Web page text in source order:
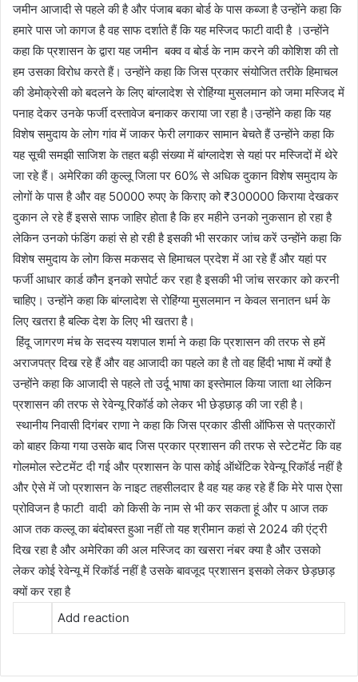
जमीन आजादी से पहले की है और पंजाब बका बोर्ड के पास कब्जा है उन्होंने कहा कि
हमारे पास जो कागज है वह साफ दर्शाते हैं कि यह मस्जिद फाटी वादी है ।उन्होंने
कहा कि प्रशासन के द्वारा यह जमीन बक्व व बोर्ड के नाम करने की कोशिश की तो
हम उसका विरोध करते हैं। उन्होंने कहा कि जिस प्रकार संयोजित तरीके हिमाचल
की डेमोक्रेसी को बदलने के लिए बांग्लादेश से रोहिंग्या मुसलमान को जमा मस्जिद में
पनाह देकर उनके फर्जी दस्तावेज बनाकर कराया जा रहा है।उन्होंने कहा कि यह
विशेष समुदाय के लोग गांव में जाकर फेरी लगाकर सामान बेचते हैं उन्होंने कहा कि
यह सूची समझी साजिश के तहत बड़ी संख्या में बांग्लादेश से यहां पर मस्जिदों में थेरे
जा रहे हैं। अमेरिका की कुल्लू जिला पर 60% से अधिक दुकान विशेष समुदाय के
लोगों के पास है और वह 50000 रुपए के किराए को ₹300000 किराया देखकर
दुकान ले रहे हैं इससे साफ जाहिर होता है कि हर महीने उनको नुकसान हो रहा है
लेकिन उनको फंडिंग कहां से हो रही है इसकी भी सरकार जांच करें उन्होंने कहा कि
विशेष समुदाय के लोग किस मकसद से हिमाचल प्रदेश में आ रहे हैं और यहां पर
फर्जी आधार कार्ड कौन इनको सपोर्ट कर रहा है इसकी भी जांच सरकार को करनी
चाहिए। उन्होंने कहा कि बांग्लादेश से रोहिंग्या मुसलमान न केवल सनातन धर्म के
लिए खतरा है बल्कि देश के लिए भी खतरा है।
हिंदू जागरण मंच के सदस्य यशपाल शर्मा ने कहा कि प्रशासन की तरफ से हमें
अराजपत्र दिख रहे हैं और वह आजादी का पहले का है तो वह हिंदी भाषा में क्यों है
उन्होंने कहा कि आजादी से पहले तो उर्दू भाषा का इस्तेमाल किया जाता था लेकिन
प्रशासन की तरफ से रेवेन्यू रिकॉर्ड को लेकर भी छेड़छाड़ की जा रही है।
स्थानीय निवासी दिगंबर राणा ने कहा कि जिस प्रकार डीसी ऑफिस से पत्रकारों
को बाहर किया गया उसके बाद जिस प्रकार प्रशासन की तरफ से स्टेटमेंट कि वह
गोलमोल स्टेटमेंट दी गई और प्रशासन के पास कोई ऑथेंटिक रेवेन्यू रिकॉर्ड नहीं है
और ऐसे में जो प्रशासन के नाइट तहसीलदार है वह यह कह रहे हैं कि मेरे पास ऐसा
प्रोविजन है फाटी वादी को किसी के नाम से भी कर सकता हूं और प आज तक
आज तक कल्लू का बंदोबस्त हुआ नहीं तो यह श्रीमान कहां से 2024 की एंट्री
दिख रहा है और अमेरिका की अल मस्जिद का खसरा नंबर क्या है और उसको
लेकर कोई रेवेन्यू में रिकॉर्ड नहीं है उसके बावजूद प्रशासन इसको लेकर छेड़छाड़
क्यों कर रहा है
Add reaction